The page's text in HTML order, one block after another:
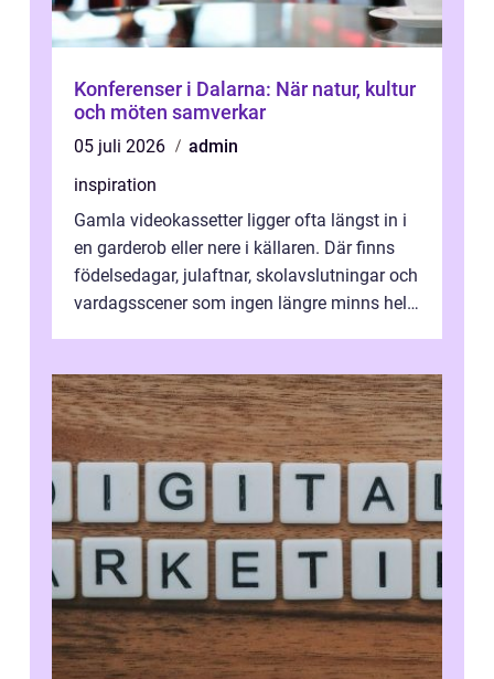
Konferenser i Dalarna: När natur, kultur
och möten samverkar
05 juli 2026
admin
inspiration
Gamla videokassetter ligger ofta längst in i
en garderob eller nere i källaren. Där finns
födelsedagar, julaftnar, skolavslutningar och
vardagsscener som ingen längre minns helt.